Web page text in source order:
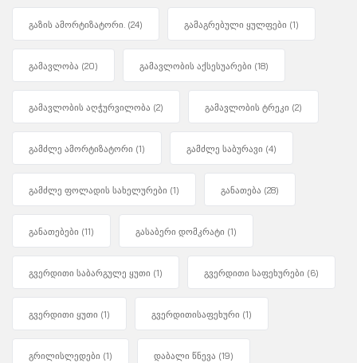
გაზის ამორტიზატორი. (24) გამაგრებული ყულფები (1)
გამავლობა (20) გამავლობის აქსესუარები (18)
გამავლობის აღჭურვილობა (2) გამავლობის ტრეკი (2)
გამძლე ამორტიზატორი (1) გამძლე საბურავი (4)
გამძლე ფოლადის სახელურები (1) განათება (28)
განათებები (11) გასაბერი დომკრატი (1)
გვერდითი საბარგულე ყუთი (1) გვერდითი საფეხურები (6)
გვერდითი ყუთი (1) გვერდითისაფეხური (1)
გრილისლედები (1) დაბალი წნევა (19)